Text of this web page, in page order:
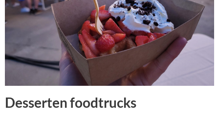
Desserten foodtrucks